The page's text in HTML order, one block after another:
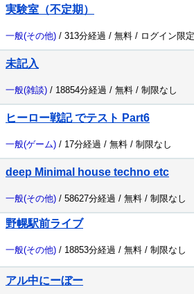
実験室（不定期）
一般(その他) / 313分経過 / 無料 / ログイン限定
未記入
一般(雑談) / 18854分経過 / 無料 / 制限なし
ヒーロー戦記 でテスト Part6
一般(ゲーム) / 17分経過 / 無料 / 制限なし
deep Minimal house techno etc
一般(その他) / 58627分経過 / 無料 / 制限なし
野幌駅前ライブ
一般(その他) / 18853分経過 / 無料 / 制限なし
アル中にーぼー